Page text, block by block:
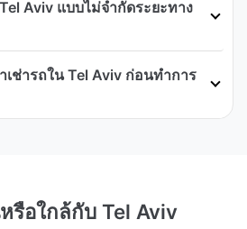
Aviv แบบไม่จำกัดระยะทาง
เช่ารถใน Tel Aviv ก่อนทำการ
รือใกล้กับ Tel Aviv